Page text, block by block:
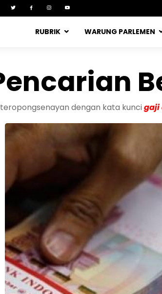
RUBRIK WARUNG PARLEMEN
dengan kata kuncigaji